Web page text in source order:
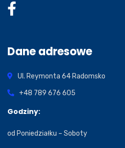
Dane adresowe
Ul. Reymonta 64 Radomsko
+48 789 676 605
Godziny:
od Poniedziałku – Soboty